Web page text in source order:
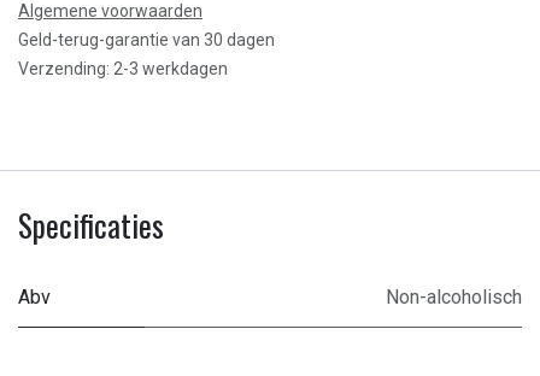
Algemene voorwaarden
Geld-terug-garantie van 30 dagen
Verzending: 2-3 werkdagen
Specificaties
Abv Non-alcoholisch